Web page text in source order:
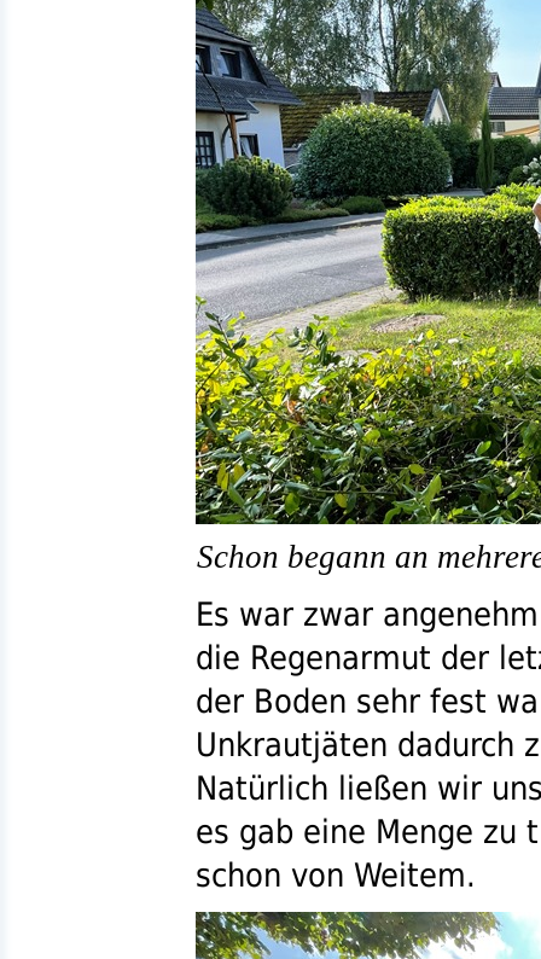
Schon begann an
Es war zwar
die Regenarmut der
der Boden sehr fest
Unkrautjäten dadurch
Natürlich ließen wir
es gab eine Menge zu
schon von Weitem.